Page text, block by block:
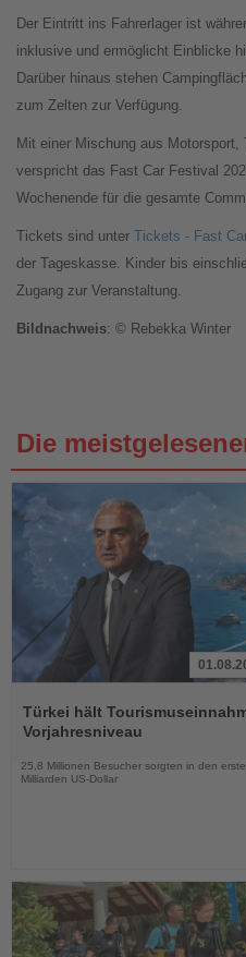
Der Eintritt ins Fahrerlager ist
inklusive und ermöglicht Einblicke
Darüber hinaus stehen
zum Zelten zur Verfügung.
Mit einer Mischung aus
verspricht das Fast Car Festival
Wochenende für die gesamte
Tickets sind unter Tickets - Fast
der Tageskasse. Kinder bis
Zugang zur Veranstaltung.
Bildnachweis: © Rebekka Winter
Die
Sie
die
Nachrichten
Türkei hält
Vorjahresniveau
25,8 Millionen Besucher sorgten in den
Milliarden US-Dollar